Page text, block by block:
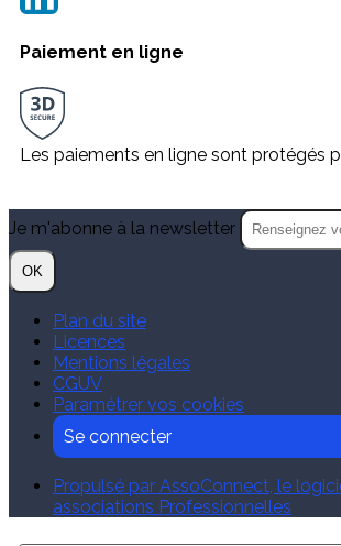
Paiement en ligne
Les paiements en ligne sont protégés
Je m'abonne à la newsletter
OK
Plan du site
Licences
Mentions légales
CGUV
Paramétrer vos cookies
Se connecter
Propulsé par AssoConnect, le
associations Professionnelles